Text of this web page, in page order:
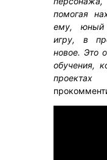
помогая
ему, юный
игру, в
новое. Это
обучения,